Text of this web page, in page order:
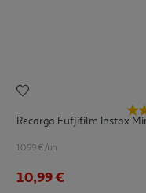
Recarga Fufjifilm Instax
10.99 €/un
10,99 €